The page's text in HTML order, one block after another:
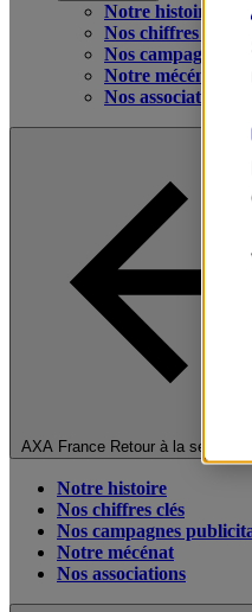
Notre histoire
Nos chiffres clés
Nos campagnes
Notre mécénat
Nos associations
AXA France Retour à la section
Notre histoire
Nos chiffres clés
Nos campagnes
Notre mécénat
Nos associations